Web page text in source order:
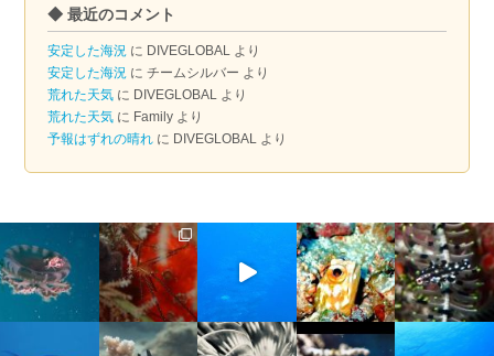
カ
イ
ブ
◆ 最近のコメント
安定した海況 に DIVEGLOBAL より
安定した海況 にチームシルバー より
荒れた天気 に DIVEGLOBAL より
荒れた天気 に Family より
予報はずれの晴れ に DIVEGLOBAL より